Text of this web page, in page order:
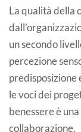
La qualità della
un secondo
percezione
predisposizione
le voci dei
benessere è
collaborazione.